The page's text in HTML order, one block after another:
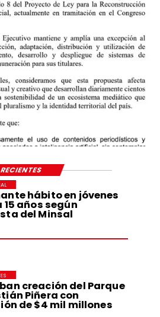
hábito en jóvenes
15 años según
del Minsal
creación del Parque
Piñera con
de $4 mil millones